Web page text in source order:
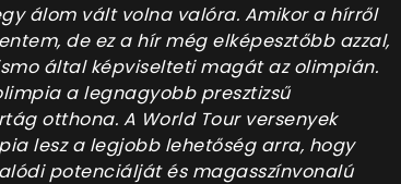
álom vált volna valóra. Amikor a hírről
de ez a hír még elképesztőbb azzal,
által képviselteti magát az olimpián.
a legnagyobb presztizsű
otthona. A World Tour versenyek
lesz a legjobb lehetőség arra, hogy
potenciálját és magasszínvonalú